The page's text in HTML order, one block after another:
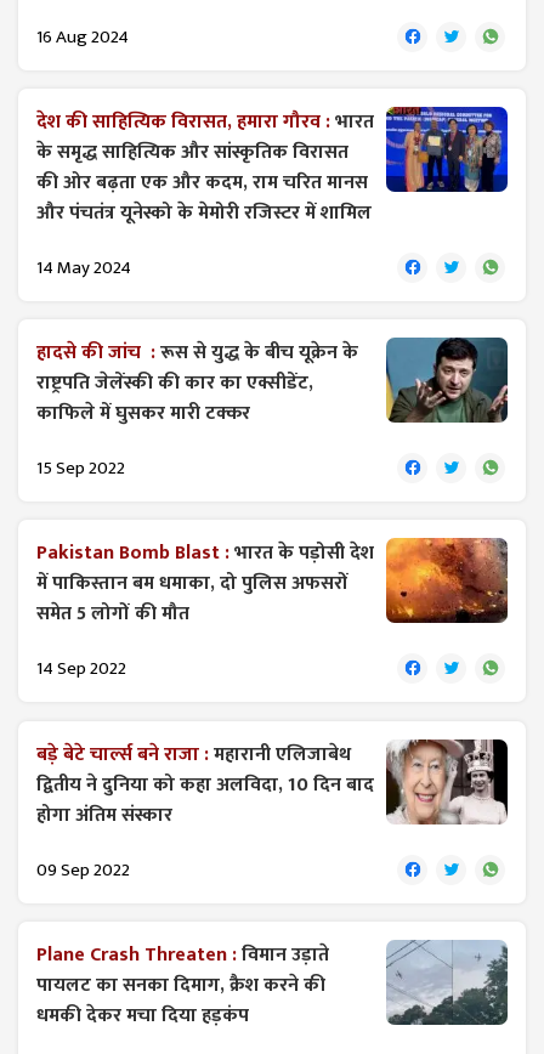
16 Aug 2024
देश की साहित्यिक विरासत, हमारा गौरव :भारत
के समृद्ध साहित्यिक और सांस्कृतिक विरासत
की ओर बढ़ता एक और कदम, राम चरित मानस
और पंचतंत्र यूनेस्को के मेमोरी रजिस्टर में शामिल
14 May 2024
हादसे की जांच :रूस से युद्ध के बीच यूक्रेन के
राष्ट्रपति जेलेंस्की की कार का एक्सीडेंट,
काफिले में घुसकर मारी टक्कर
15 Sep 2022
Pakistan Bomb Blast :भारत के पड़ोसी देश
में पाकिस्तान बम धमाका, दो पुलिस अफसरों
समेत 5 लोगों की मौत
14 Sep 2022
बड़े बेटे चार्ल्स बने राजा :महारानी एलिजाबेथ
द्वितीय ने दुनिया को कहा अलविदा, 10 दिन बाद
होगा अंतिम संस्कार
09 Sep 2022
Plane Crash Threaten :विमान उड़ाते
पायलट का सनका दिमाग, क्रैश करने की
धमकी देकर मचा दिया हड़कंप